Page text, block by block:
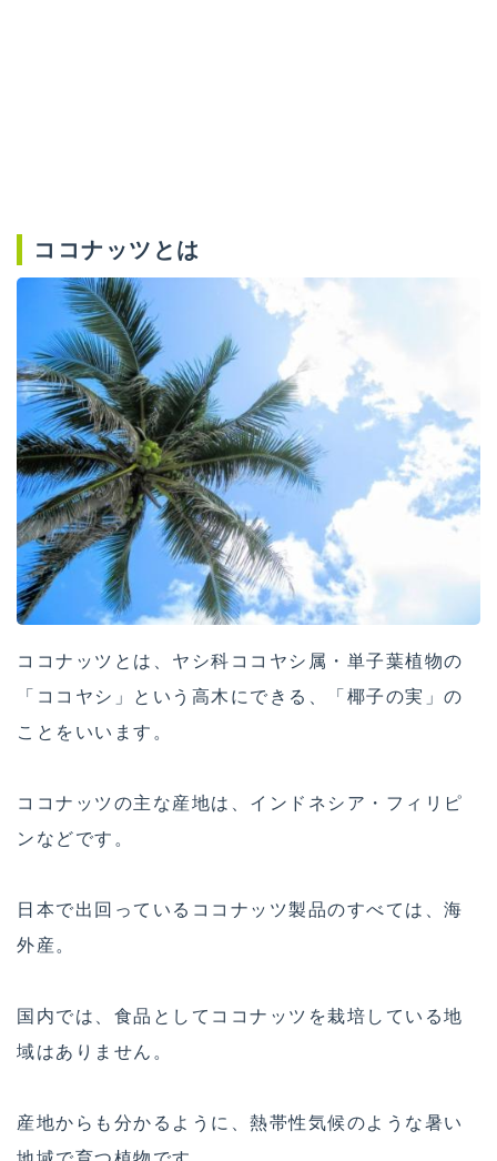
ココナッツとは
ココナッツとは、ヤシ科ココヤシ属・単子葉植物の
「ココヤシ」という高木にできる、「椰子の実」の
ことをいいます。
ココナッツの主な産地は、インドネシア・フィリピ
ンなどです。
日本で出回っているココナッツ製品のすべては、海
外産。
国内では、食品としてココナッツを栽培している地
域はありません。
産地からも分かるように、熱帯性気候のような暑い